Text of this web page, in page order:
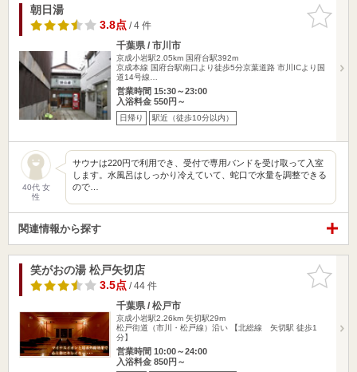
お気に入
りに追加
朝日湯
3.8点/ 4 件
千葉県 / 市川市
京成小岩駅2.05km 国府台駅392m
京成本線 国府台駅南口より徒歩5分京葉道路 市川ICより国
道14号線…
営業時間 15:30～23:00
入浴料金 550円～
日帰り 駅近（徒歩10分以内）
40代 女
性
サウナは220円で利用でき、受付で専用バンドを受け取って入室
します。水風呂はしっかり冷えていて、蛇口で水量を調整できる
ので…
関連情報から探す
お気に入
りに追加
笑がおの湯 松戸矢切店
3.5点/ 44 件
千葉県 / 松戸市
京成小岩駅2.26km 矢切駅29m
松戸街道（市川・松戸線）沿い 【北総線 矢切駅 徒歩1
分】
営業時間 10:00～24:00
入浴料金 850円～